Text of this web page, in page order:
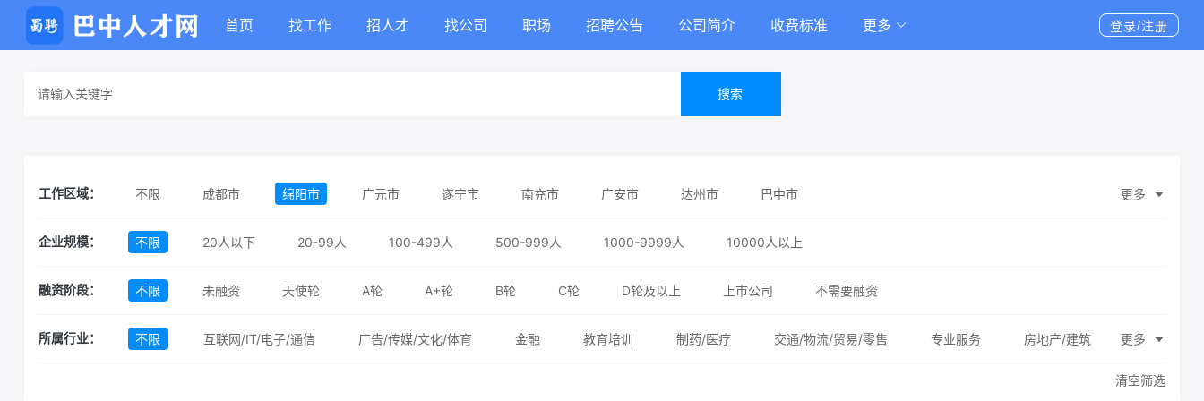
首页 找工作 招人才 找公司 职场 招聘公告 公司简介 收费标准 更多 登录/注册
搜索
工作区域： 不限 成都市 绵阳市 广元市 遂宁市 南充市 广安市 达州市 巴中市 更多
企业规模： 不限 20人以下 20-99人 100-499人 500-999人 1000-9999人 10000人以上
融资阶段： 不限 未融资 天使轮 A轮 A+轮 B轮 C轮 D轮及以上 上市公司 不需要融资
所属行业： 不限 互联网/IT/电子/通信 广告/传媒/文化/体育 金融 教育培训 制药/医疗 交通/物流/贸易/零售 专业服务 房地产/建筑 更多
清空筛选